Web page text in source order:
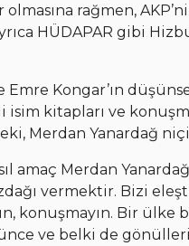
rağmen,
HÜDAPAR gibi
Emre Kongar’ın
isim kitapları ve
Merdan Yanardağ
amaç Merdan
vermektir. Bizi
konuşmayın. Bir ülke
ve belki de